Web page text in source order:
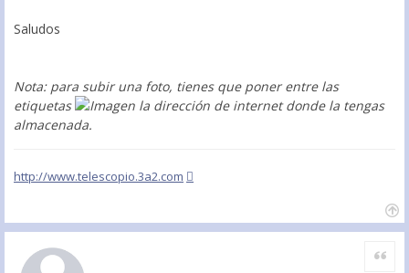
Saludos
Nota: para subir una foto, tienes que poner entre las
etiquetas
la dirección de internet donde la tengas
almacenada.
http://www.telescopio.3a2.com
Citar